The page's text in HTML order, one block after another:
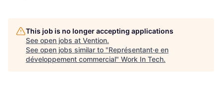
This job is no longer accepting applications
See open jobs at Vention.
See open jobs similar to "Représentant·e en
développement commercial" Work In Tech.